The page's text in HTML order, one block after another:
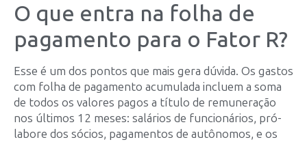
O que entra na folha de
pagamento para o Fator R?
Esse é um dos pontos que mais gera dúvida. Os gastos
com folha de pagamento acumulada incluem a soma
de todos os valores pagos a título de remuneração
nos últimos 12 meses: salários de funcionários, pró-
labore dos sócios, pagamentos de autônomos, e os